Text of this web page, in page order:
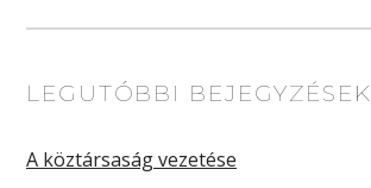
LEGUTÓBBI BEJEGYZÉSEK
A köztársaság vezetése